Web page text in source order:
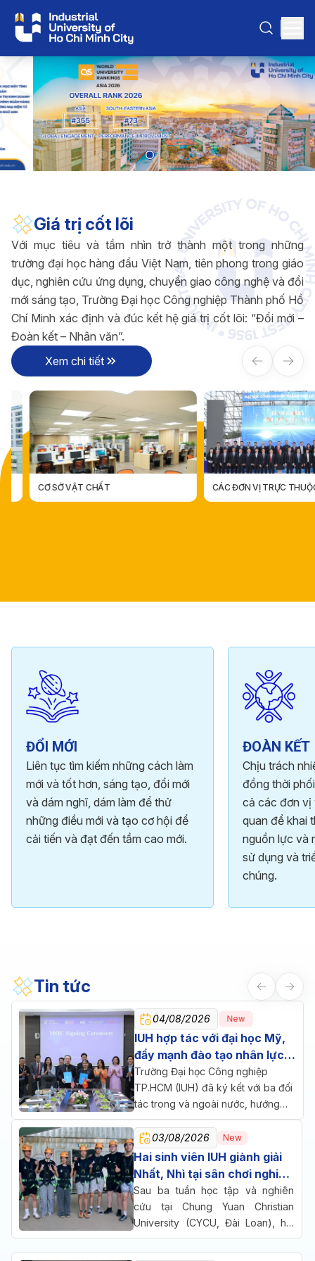
Giá trị cốt lõi
Với mục tiêu và tầm nhìn trở thành một trong những
trường đại học hàng đầu Việt Nam, tiên phong trong giáo
dục, nghiên cứu ứng dụng, chuyển giao công nghệ và đổi
mới sáng tạo, Trường Đại học Công nghiệp Thành phố Hồ
Chí Minh xác định và đúc kết hệ giá trị cốt lõi: “Đổi mới –
Đoàn kết – Nhân văn”.
Xem chi tiết
CƠ SỞ VẬT CHẤT CÁC ĐƠN VỊ TRỰC THUỘC
ĐỔI MỚI
Liên tục tìm kiếm những cách làm
mới và tốt hơn, sáng tạo, đổi mới
và dám nghĩ, dám làm để thử
những điều mới và tạo cơ hội để
cải tiến và đạt đến tầm cao mới.
ĐOÀN KẾT
Chịu trách
đồng thời
cả các đơn vị
quan để khai
nguồn lực và
sử dụng và
chúng.
Tin tức
04/08/2026 New
IUH hợp tác với đại học Mỹ,
đẩy mạnh đào tạo nhân lực
chăm sóc sức khỏe
Trường Đại học Công nghiệp
TP.HCM (IUH) đã ký kết với ba đối
tác trong và ngoài nước, hướng
đến một mục tiêu chung: đưa đào
tạo, nghiên cứu và doanh nghiệp
cùng ngồi lại giải bài toán nhân lực
cho ngành chăm sóc sức khỏe.
03/08/2026 New
Hai sinh viên IUH giành giải
Nhất, Nhì tại sân chơi nghiên
cứu quốc tế ở Đài Loan
Sau ba tuần học tập và nghiên
cứu tại Chung Yuan Christian
University (CYCU, Đài Loan), hai
sinh viên Trường Đại học Công
nghiệp TP.HCM (IUH) đã cùng